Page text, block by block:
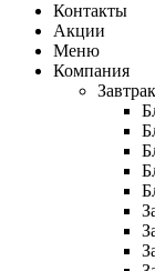
Контакты
Акции
Меню
Компания